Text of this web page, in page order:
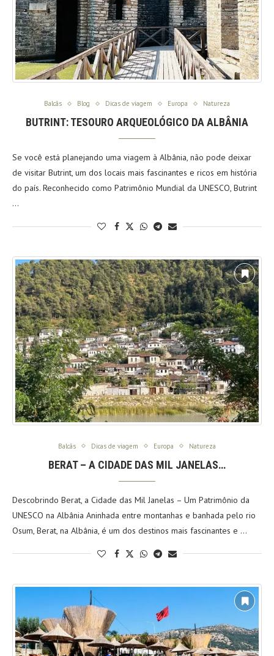
Balcãs Blog Dicas de viagem Europa Natureza
BUTRINT: TESOURO ARQUEOLÓGICO DA ALBÂNIA
Se você está planejando uma viagem à Albânia, não pode deixar
de visitar Butrint, um dos locais mais fascinantes e ricos em história
do país. Reconhecido como Patrimônio Mundial da UNESCO, Butrint
…
Balcãs Dicas de viagem Europa Natureza
BERAT – A CIDADE DAS MIL JANELAS…
Descobrindo Berat, a Cidade das Mil Janelas – Um Patrimônio da
UNESCO na Albânia Aninhada entre montanhas e banhada pelo rio
Osum, Berat, na Albânia, é um dos destinos mais fascinantes e …